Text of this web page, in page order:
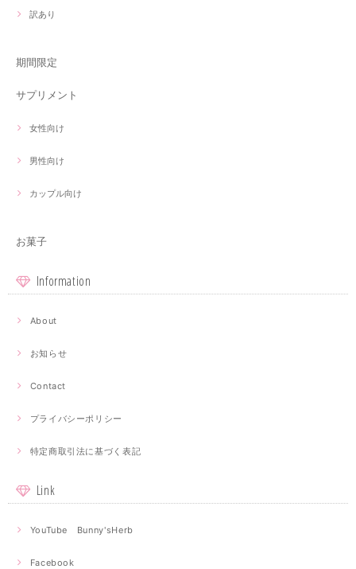
訳あり
期間限定
サプリメント
女性向け
男性向け
カップル向け
お菓子
Information
About
お知らせ
Contact
プライバシーポリシー
特定商取引法に基づく表記
Link
YouTube Bunny'sHerb
Facebook